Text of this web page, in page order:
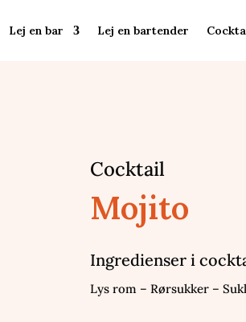
Lej en bar Lej en bartender
Cocktail
Mojito
Ingredienser i
Lys rom – Rørsukker –